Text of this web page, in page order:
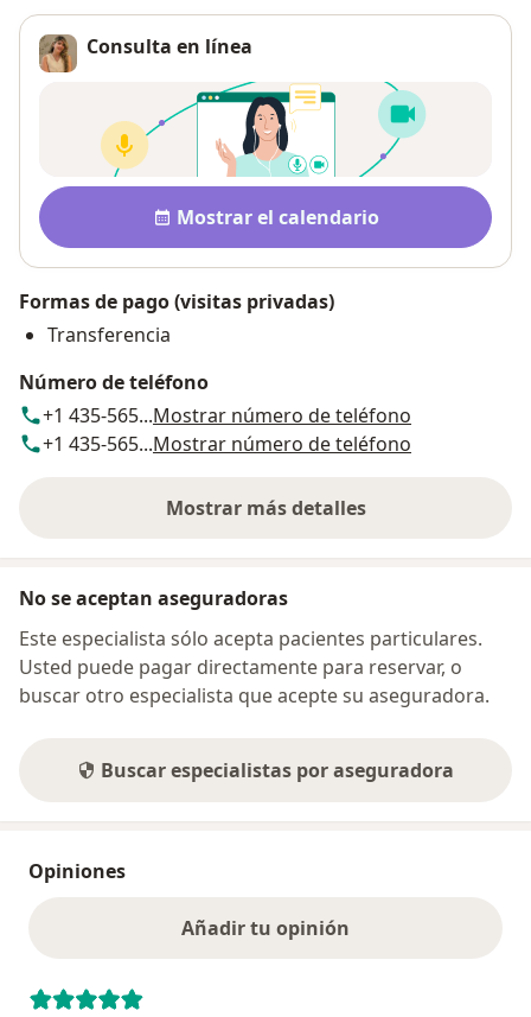
Consulta en línea
Disponibilidad
Mostrar el calendario
Formas de pago (visitas privadas)
Transferencia
Número de teléfono
+1 435-565...Mostrar número de teléfono
+1 435-565...Mostrar número de teléfono
Mostrar más detalles
sobre la dirección
No se aceptan aseguradoras
Este especialista sólo acepta pacientes particulares.
Usted puede pagar directamente para reservar, o
buscar otro especialista que acepte su aseguradora.
Buscar especialistas por aseguradora
Opiniones
Añadir tu opinión